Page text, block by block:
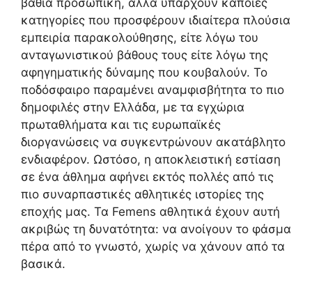
κατηγορίες που προσφέρουν ιδιαίτερα πλούσια
εμπειρία παρακολούθησης, είτε λόγω του
ανταγωνιστικού βάθους τους είτε λόγω της
αφηγηματικής δύναμης που κουβαλούν. Το
ποδόσφαιρο παραμένει αναμφισβήτητα το πιο
δημοφιλές στην Ελλάδα, με τα εγχώρια
πρωταθλήματα και τις ευρωπαϊκές
διοργανώσεις να συγκεντρώνουν ακατάβλητο
ενδιαφέρον. Ωστόσο, η αποκλειστική εστίαση
σε ένα άθλημα αφήνει εκτός πολλές από τις
πιο συναρπαστικές αθλητικές ιστορίες της
εποχής μας. Τα Femens αθλητικά έχουν αυτή
ακριβώς τη δυνατότητα: να ανοίγουν το φάσμα
πέρα από το γνωστό, χωρίς να χάνουν από τα
βασικά.